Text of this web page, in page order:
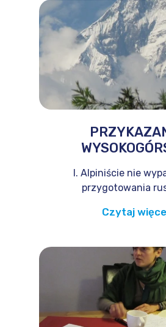
I. Alpiniście nie
przygotowania
Czytaj